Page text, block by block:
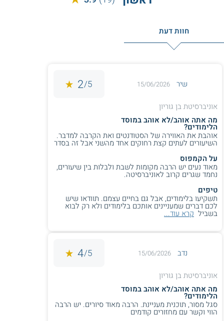
חוות דעת
שיר 15/06/2026
5/
2
אוניברסיטת בן גוריון
מה אתה אוהב/לא אוהב במוסד
הלימודים?
אוהבת את האווירה של הסטודנטים ואת הקרבה למדבר.
השיעורים לעתים קצת רחוקים אחד מהשני אבל זה בסדר
על הקמפוס
מאוד נעים יש הרבה מקומות לשבת ולבלות בין שיעורים,
נחמד שגרים קרוב לאוניברסיטה.
טיפים
תשקיעו בלימודים, אבל גם בחיים עצמם. תוודאו שיש
לכם דברים שמעניינים אותכם בלימודים ולא רק לבוא
בשביל קרא עוד...
נדב 15/06/2026
5/
4
אוניברסיטת בן גוריון
מה אתה אוהב/לא אוהב במוסד
הלימודים?
סגל מסור, תוכנית מעניינת. הרבה מאוד סיורים. יש הרבה
הווי וקשר עם מחזורים קודמים